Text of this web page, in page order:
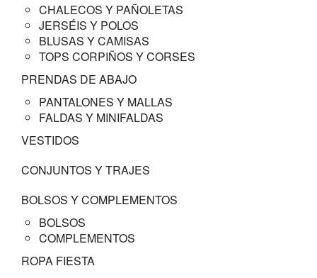
CHALECOS Y PAÑOLETAS
JERSÉIS Y POLOS
BLUSAS Y CAMISAS
TOPS CORPIÑOS Y CORSES
PRENDAS DE ABAJO
PANTALONES Y MALLAS
FALDAS Y MINIFALDAS
VESTIDOS
CONJUNTOS Y TRAJES
BOLSOS Y COMPLEMENTOS
BOLSOS
COMPLEMENTOS
ROPA FIESTA